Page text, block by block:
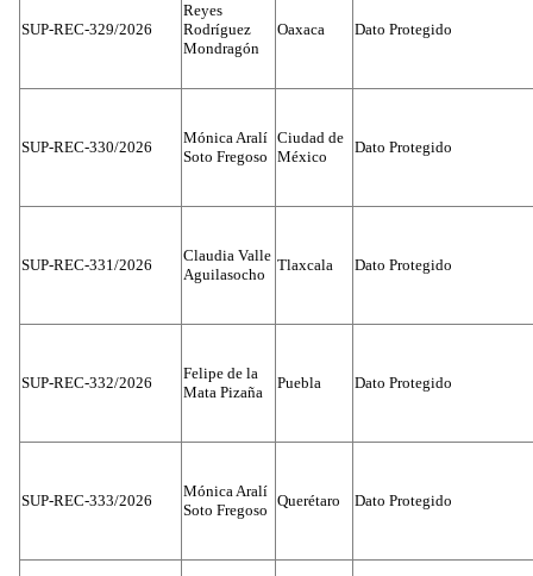
SUP-REC-329/2026
Reyes
Rodríguez
Mondragón
Oaxaca Dato Protegido
SUP-REC-330/2026
Mónica Aralí
Soto Fregoso
Ciudad de
México
Dato Protegido
SUP-REC-331/2026
Claudia Valle
Aguilasocho
Tlaxcala Dato Protegido
SUP-REC-332/2026
Felipe de la
Mata Pizaña
Puebla Dato Protegido
SUP-REC-333/2026
Mónica Aralí
Soto Fregoso
Querétaro Dato Protegido